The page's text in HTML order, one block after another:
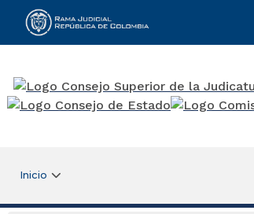
Rama Judicial
Inicio